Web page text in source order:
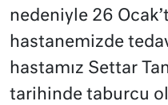
nedeniyle 26
hastanemizde
hastamız Settar
tarihinde taburcu